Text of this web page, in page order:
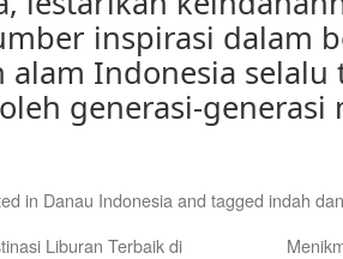
inspirasi dalam
alam Indonesia
generasi-generasi
in Danau Indonesia and tagged indah
Liburan Terbaik di